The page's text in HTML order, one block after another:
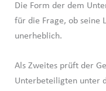
Die Form der dem
für die Frage, ob seine
unerheblich.
Als Zweites prüft der
Unterbeteiligten unter